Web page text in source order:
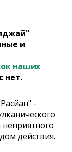
и
наших
нет.
-
действия.